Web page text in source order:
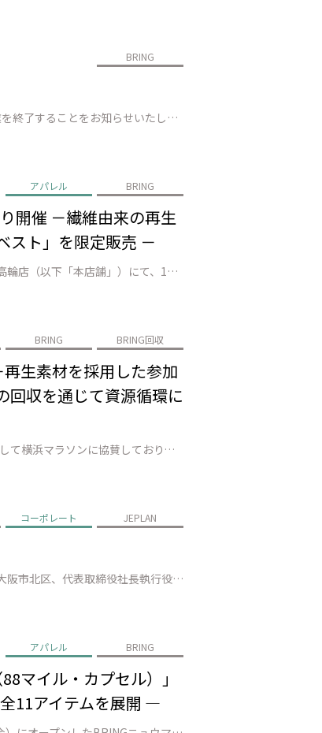
BRING
株式会社JEPLANが運営するBRING™の直営店「BRING CIRCULAR TAKAO」は、2026年3月31日（火）をもちまして営業を終了することをお知らせいたします。これまで多くのお客様にご来店いただき、心より感謝申し上げます。 今後もBRINGは、循環型社会の実現を目指し、活動を継続してまいります。持続可能…
アパレル BRING
開催 －繊維由来の再生
スト」を限定販売 －
株式会社JEPLAN（代表取締役 執行役員社長：髙尾 正樹、以下「JEPLAN」）が運営するBRING™は、BRINGニュウマン高輪店（以下「本店舗」）にて、1981年創立のアメリカ発ブランド「WILD THINGS（ワイルドシングス）」のPOP UP STOREを、2025年10月30日（木）より開催いたします。 同…
BRING BRING回収
生素材を採用した参加
回収を通じて資源循環に
株式会社JEPLAN（代表取締役 執行役員社長：髙尾 正樹、以下「JEPLAN」）は、2022年よりオフィシャルパートナーとして横浜マラソンに協賛しており、今年で４年目を迎えます。2025年10月26日（日）に開催される「横浜マラソン2025」（以下「本大会」）では、フルマラソン化10周年を記念し、プーマジャパン株式会…
コーポレート JEPLAN
株式会社JEPLAN（本社：神奈川県川崎市、代表取締役執行役員社長：髙尾 正樹）と帝人フロンティア株式会社（本社：大阪市北区、代表取締役社長執行役員：平田 恭成）は、衣料品の資源循環に関する新たな取り組みの検討を開始します。 今後検討する取り組みは、両社がそれぞれ有する使用済み衣料品の回収ネットワークを連携させ、回収し…
アパレル BRING
マイル・カプセル）」
11アイテムを展開 ―